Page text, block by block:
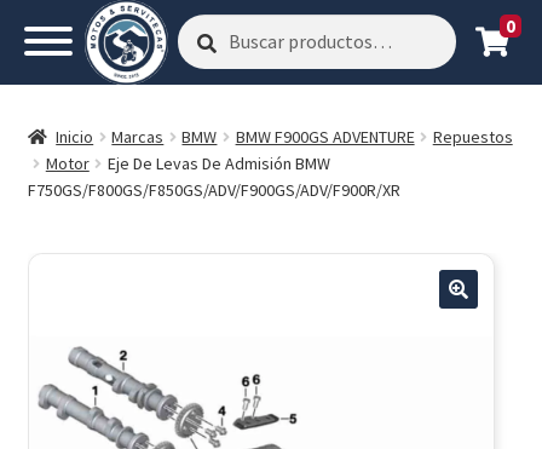
Buscar
por:
Buscar 0
Inicio Marcas BMW BMW F900GS ADVENTURE
Repuestos
Motor
Eje De Levas De Admisión BMW
F750GS/F800GS/F850GS/ADV/F900GS/ADV/F900R/XR